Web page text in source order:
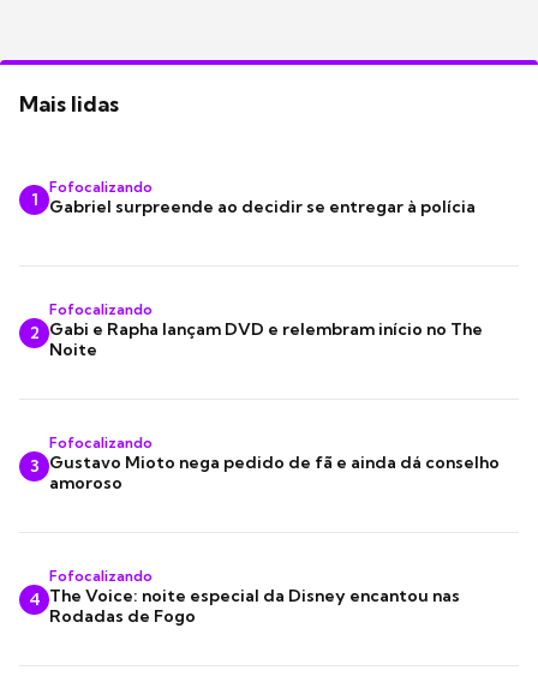
Mais lidas
1
Fofocalizando
Gabriel surpreende ao decidir se entregar à polícia
2
Fofocalizando
Gabi e Rapha lançam DVD e relembram início no The
Noite
3
Fofocalizando
Gustavo Mioto nega pedido de fã e ainda dá conselho
amoroso
4
Fofocalizando
The Voice: noite especial da Disney encantou nas
Rodadas de Fogo